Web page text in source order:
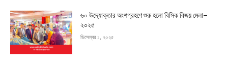
৬০ উদ্যোক্তার অংশগ্রহণে শুরু হলো বিসিক বিজয় মেলা–
২০২৫
ডিসেম্বর ১, ২০২৫